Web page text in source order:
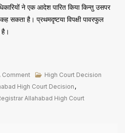
ने एक आदेश पारित किया किन्तु उसपर
सकता है। प्रथमदृष्टया विपक्षी पावरफुल
है।
CommentOn
जस्टिस
मंजू
High Court Decision
High Court Decision,
Allahabad High Court